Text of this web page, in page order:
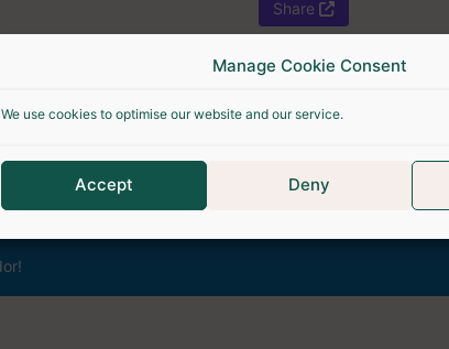
Manage Cookie Consent
We use cookies to optimise our website and our service.
Accept Deny
Share